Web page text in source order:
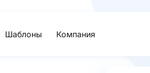
Шаблоны Компания